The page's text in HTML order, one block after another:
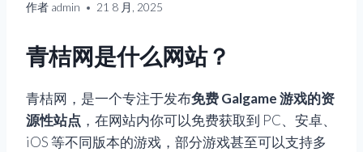
作者 admin 21 8 月, 2025
青桔网是什么网站？
青桔网，是一个专注于发布免费 Galgame 游戏的资
源性站点 ，在网站内你可以免费获取到 PC、安卓、
iOS 等不同版本的游戏，部分游戏甚至可以支持多